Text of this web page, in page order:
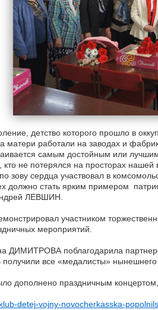
детство которого прошло в
матери работали на заводах и
самым достойным или
кто не потерялся на просторах
зову сердца участвовал в
должно стать ярким примером
ЛЕВШИН.
участником
мероприятий.
ДИМИТРОВА поблагодарила
все «медалисты» нынешнего
дополнено праздничным
detej-vojny-novocherkasska-